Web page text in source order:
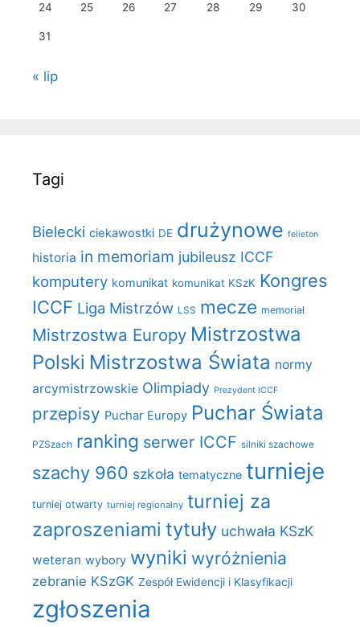
24 25 26 27 28 29 30
31
« lip
Tagi
Bielecki ciekawostki DE drużynowe felieton
historia in memoriam jubileusz ICCF
komputery komunikat komunikat KSzK Kongres
ICCF Liga Mistrzów LSS mecze memoriał
Mistrzostwa Europy Mistrzostwa
Polski Mistrzostwa Świata normy
arcymistrzowskie Olimpiady Prezydent ICCF
przepisy Puchar Europy Puchar Świata
PZSzach ranking serwer ICCF silniki szachowe
szachy 960 szkoła tematyczne turnieje
turniej otwarty turniej regionalny turniej za
zaproszeniami tytuły uchwała KSzK
weteran wybory wyniki wyróżnienia
zebranie KSzGK Zespół Ewidencji i Klasyfikacji
zgłoszenia